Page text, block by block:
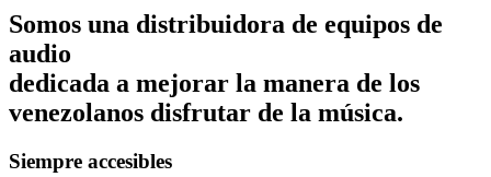
Somos una distribuidora de equipos de
audio
dedicada a mejorar la manera de los
venezolanos disfrutar de la música.
Siempre accesibles